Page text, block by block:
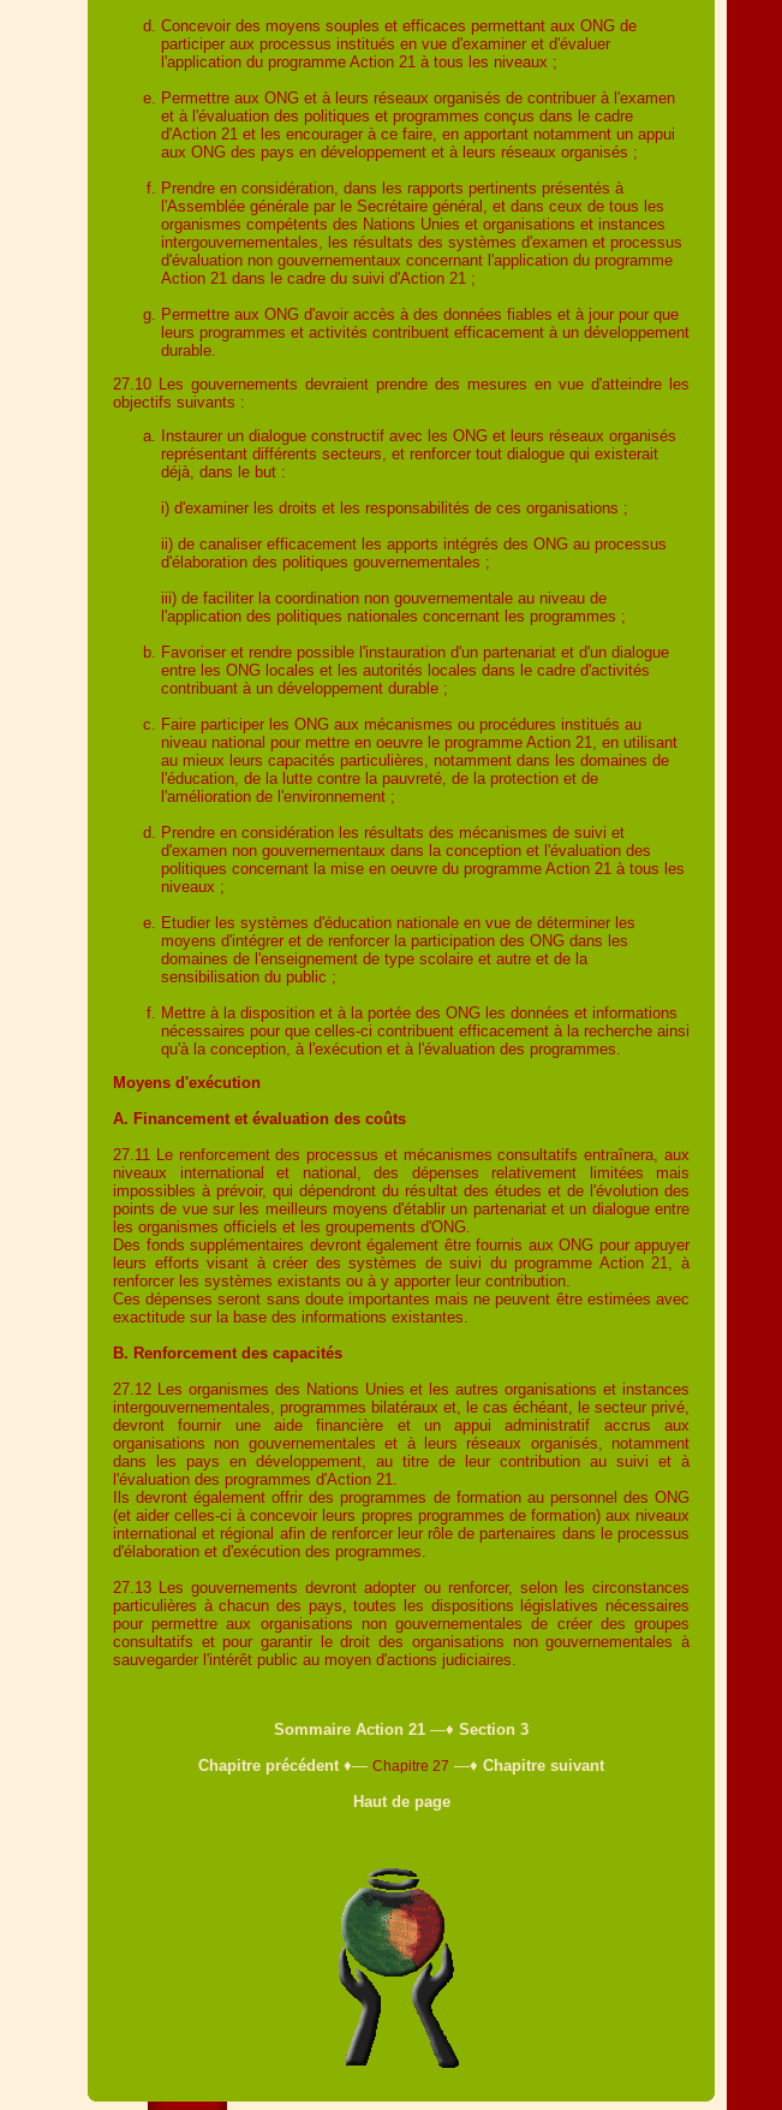
Concevoir des moyens souples et efficaces permettant aux ONG de
participer aux processus institués en vue d'examiner et d'évaluer
l'application du programme Action 21 à tous les niveaux ;
Permettre aux ONG et à leurs réseaux organisés de contribuer à l'examen
et à l'évaluation des politiques et programmes conçus dans le cadre
d'Action 21 et les encourager à ce faire, en apportant notamment un appui
aux ONG des pays en développement et à leurs réseaux organisés ;
Prendre en considération, dans les rapports pertinents présentés à
l'Assemblée générale par le Secrétaire général, et dans ceux de tous les
organismes compétents des Nations Unies et organisations et instances
intergouvernementales, les résultats des systèmes d'examen et processus
d'évaluation non gouvernementaux concernant l'application du programme
Action 21 dans le cadre du suivi d'Action 21 ;
Permettre aux ONG d'avoir accès à des données fiables et à jour pour que
leurs programmes et activités contribuent efficacement à un développement
durable.
27.10 Les gouvernements devraient prendre des mesures en vue d'atteindre les
objectifs suivants :
Instaurer un dialogue constructif avec les ONG et leurs réseaux organisés
représentant différents secteurs, et renforcer tout dialogue qui existerait
déjà, dans le but :
i) d'examiner les droits et les responsabilités de ces organisations ;
ii) de canaliser efficacement les apports intégrés des ONG au processus
d'élaboration des politiques gouvernementales ;
iii) de faciliter la coordination non gouvernementale au niveau de
l'application des politiques nationales concernant les programmes ;
Favoriser et rendre possible l'instauration d'un partenariat et d'un dialogue
entre les ONG locales et les autorités locales dans le cadre d'activités
contribuant à un développement durable ;
Faire participer les ONG aux mécanismes ou procédures institués au
niveau national pour mettre en oeuvre le programme Action 21, en utilisant
au mieux leurs capacités particulières, notamment dans les domaines de
l'éducation, de la lutte contre la pauvreté, de la protection et de
l'amélioration de l'environnement ;
Prendre en considération les résultats des mécanismes de suivi et
d'examen non gouvernementaux dans la conception et l'évaluation des
politiques concernant la mise en oeuvre du programme Action 21 à tous les
niveaux ;
Etudier les systèmes d'éducation nationale en vue de déterminer les
moyens d'intégrer et de renforcer la participation des ONG dans les
domaines de l'enseignement de type scolaire et autre et de la
sensibilisation du public ;
Mettre à la disposition et à la portée des ONG les données et informations
nécessaires pour que celles-ci contribuent efficacement à la recherche ainsi
qu'à la conception, à l'exécution et à l'évaluation des programmes.
Moyens d'exécution
A. Financement et évaluation des coûts
27.11 Le renforcement des processus et mécanismes consultatifs entraînera, aux
niveaux international et national, des dépenses relativement limitées mais
impossibles à prévoir, qui dépendront du résultat des études et de l'évolution des
points de vue sur les meilleurs moyens d'établir un partenariat et un dialogue entre
les organismes officiels et les groupements d'ONG.
Des fonds supplémentaires devront également être fournis aux ONG pour appuyer
leurs efforts visant à créer des systèmes de suivi du programme Action 21, à
renforcer les systèmes existants ou à y apporter leur contribution.
Ces dépenses seront sans doute importantes mais ne peuvent être estimées avec
exactitude sur la base des informations existantes.
B. Renforcement des capacités
27.12 Les organismes des Nations Unies et les autres organisations et instances
intergouvernementales, programmes bilatéraux et, le cas échéant, le secteur privé,
devront fournir une aide financière et un appui administratif accrus aux
organisations non gouvernementales et à leurs réseaux organisés, notamment
dans les pays en développement, au titre de leur contribution au suivi et à
l'évaluation des programmes d'Action 21.
Ils devront également offrir des programmes de formation au personnel des ONG
(et aider celles-ci à concevoir leurs propres programmes de formation) aux niveaux
international et régional afin de renforcer leur rôle de partenaires dans le processus
d'élaboration et d'exécution des programmes.
27.13 Les gouvernements devront adopter ou renforcer, selon les circonstances
particulières à chacun des pays, toutes les dispositions législatives nécessaires
pour permettre aux organisations non gouvernementales de créer des groupes
consultatifs et pour garantir le droit des organisations non gouvernementales à
sauvegarder l'intérêt public au moyen d'actions judiciaires.
Sommaire Action 21 —♦ Section 3
Chapitre précédent ♦— Chapitre 27 —♦ Chapitre suivant
Haut de page